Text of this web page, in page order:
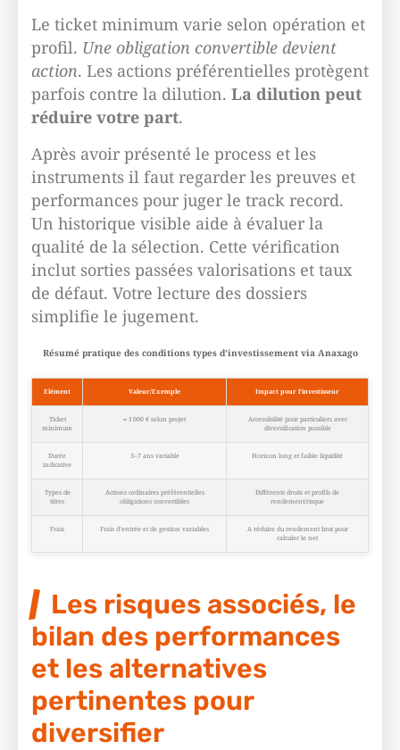
Le ticket minimum varie selon opération et
profil. Une obligation convertible devient
action. Les actions préférentielles protègent
parfois contre la dilution. La dilution peut
réduire votre part.
Après avoir présenté le process et les
instruments il faut regarder les preuves et
performances pour juger le track record.
Un historique visible aide à évaluer la
qualité de la sélection. Cette vérification
inclut sorties passées valorisations et taux
de défaut. Votre lecture des dossiers
simplifie le jugement.
Résumé pratique des conditions types d’investissement via Anaxago
Elément Valeur/Exemple Impact pour l’investisseur
Ticket
minimum
≈ 1 000 € selon projet
Accessibilité pour particuliers avec
diversification possible
Durée
indicative
3–7 ans variable Horizon long et faible liquidité
Types de
titres
Actions ordinaires préférentielles
obligations convertibles
Différents droits et profils de
rendement/risque
Frais Frais d’entrée et de gestion variables
A réduire du rendement brut pour
calculer le net
Les risques associés, le
bilan des performances
et les alternatives
pertinentes pour
diversifier